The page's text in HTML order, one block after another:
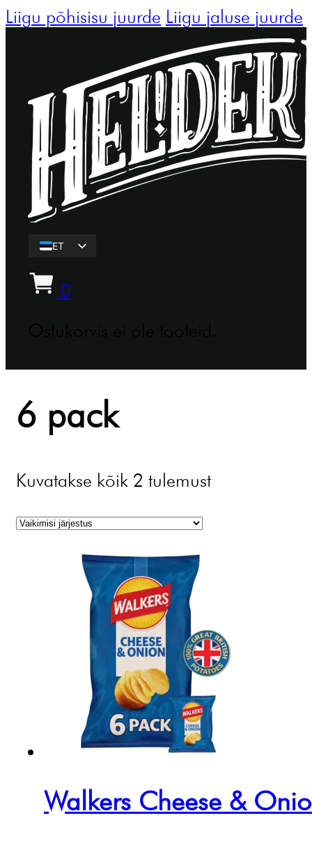
Liigu põhisisu juurde Liigu jaluse juurde
ET
0
6 pack
Kuvatakse kõik 2 tulemust
Walkers Cheese &